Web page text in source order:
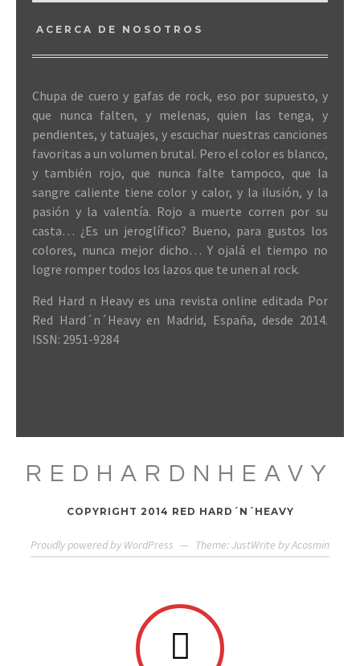
ACERCA DE NOSOTROS
Chupa de cuero y gafas de rock, eso por supuesto, y
que nunca falten, y melenas, quien las tenga, y
pendientes, y tatuajes, y escuchar nuestras canciones
favoritas a un volumen brutal. Pero el color es blanco,
y también rojo, que nunca falte tampoco, que la
sangre caliente tiene color y calor, y la ilusión, y la
pasión y la valentía. Rojo a muerte corren por su
casta… ¿Es un jeroglífico? Bueno, para gustos los
colores, nunca mejor dicho… Y ojalá el tiempo no
logre romper todos los lazos que te unen al rock.
Red Hard n Heavy es una revista online editada Por
Red Hard´n´Heavy en Madrid, España, desde 2014.
ISSN: 2951-9284
REDHARDNHEAVY
COPYRIGHT 2014 RED HARD´N´HEAVY
Proudly powered by WordPress — Theme: JustWrite byAcosmin